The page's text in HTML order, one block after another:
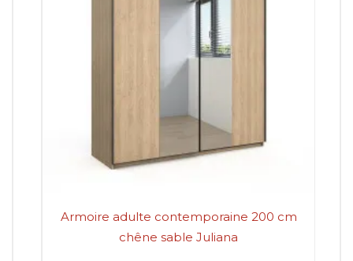
Armoire adulte contemporaine 200 cm
chêne sable Juliana